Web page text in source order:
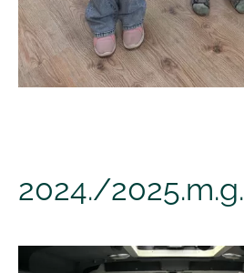
2024./2025.m.g.